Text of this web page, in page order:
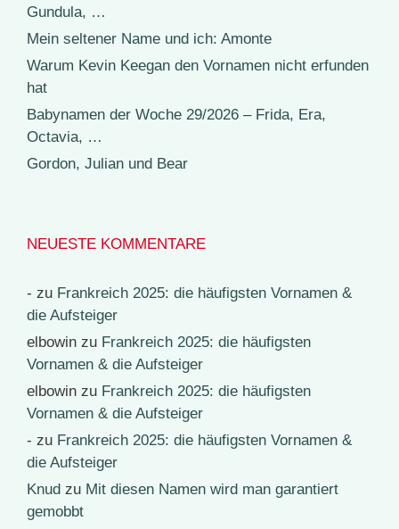
Gundula, …
Mein seltener Name und ich: Amonte
Warum Kevin Keegan den Vornamen nicht erfunden
hat
Babynamen der Woche 29/2026 – Frida, Era,
Octavia, …
Gordon, Julian und Bear
NEUESTE KOMMENTARE
- zu Frankreich 2025: die häufigsten Vornamen &
die Aufsteiger
elbowin zu Frankreich 2025: die häufigsten
Vornamen & die Aufsteiger
elbowin zu Frankreich 2025: die häufigsten
Vornamen & die Aufsteiger
- zu Frankreich 2025: die häufigsten Vornamen &
die Aufsteiger
Knud zu Mit diesen Namen wird man garantiert
gemobbt